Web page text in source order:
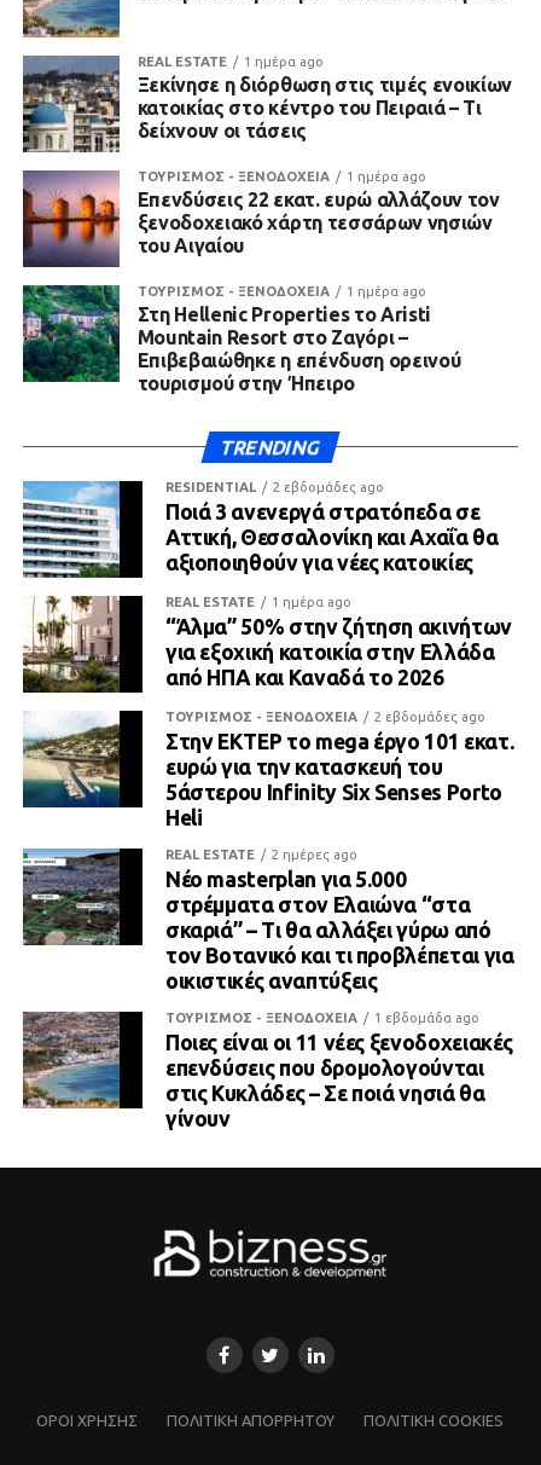
REAL ESTATE 1 ημέρα ago
Ξεκίνησε η διόρθωση στις τιμές ενοικίων
κατοικίας στο κέντρο του Πειραιά – Τι
δείχνουν οι τάσεις
ΤΟΥΡΙΣΜΟΣ - ΞΕΝΟΔΟΧΕΙΑ 1 ημέρα ago
Επενδύσεις 22 εκατ. ευρώ αλλάζουν τον
ξενοδοχειακό χάρτη τεσσάρων νησιών
του Αιγαίου
ΤΟΥΡΙΣΜΟΣ - ΞΕΝΟΔΟΧΕΙΑ 1 ημέρα ago
Στη Hellenic Properties το Aristi
Mountain Resort στο Ζαγόρι –
Επιβεβαιώθηκε η επένδυση ορεινού
τουρισμού στην Ήπειρο
TRENDING
RESIDENTIAL 2 εβδομάδες ago
Ποιά 3 ανενεργά στρατόπεδα σε
Αττική, Θεσσαλονίκη και Αχαΐα θα
αξιοποιηθούν για νέες κατοικίες
REAL ESTATE 1 ημέρα ago
“Άλμα” 50% στην ζήτηση ακινήτων
για εξοχική κατοικία στην Ελλάδα
από ΗΠΑ και Καναδά το 2026
ΤΟΥΡΙΣΜΟΣ - ΞΕΝΟΔΟΧΕΙΑ 2 εβδομάδες ago
Στην ΕΚΤΕΡ το mega έργο 101 εκατ.
ευρώ για την κατασκευή του
5άστερου Infinity Six Senses Porto
Heli
REAL ESTATE 2 ημέρες ago
Νέο masterplan για 5.000
στρέμματα στον Ελαιώνα “στα
σκαριά” – Τι θα αλλάξει γύρω από
τον Βοτανικό και τι προβλέπεται για
οικιστικές αναπτύξεις
ΤΟΥΡΙΣΜΟΣ - ΞΕΝΟΔΟΧΕΙΑ 1 εβδομάδα ago
Ποιες είναι οι 11 νέες ξενοδοχειακές
επενδύσεις που δρομολογούνται
στις Κυκλάδες – Σε ποιά νησιά θα
γίνουν
ΌΡΟΙ ΧΡΗΣΗΣ ΠΟΛΙΤΙΚΗ ΑΠΟΡΡΗΤΟΥ ΠΟΛΙΤΙΚΗ COOKIES